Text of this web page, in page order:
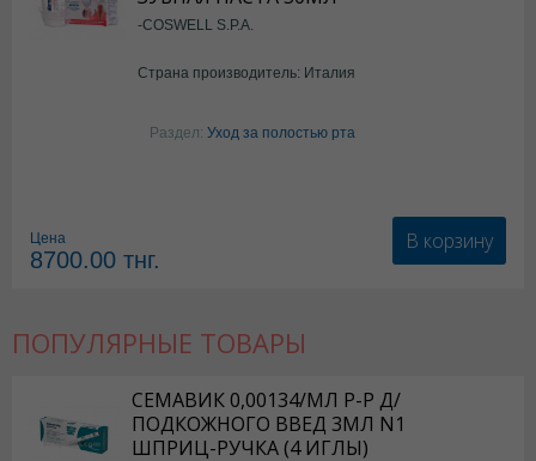
-COSWELL S.P.A.
Страна производитель: Италия
Раздел: Уход за полостью рта
Цена
8700.00 тнг.
В корзину
ПОПУЛЯРНЫЕ ТОВАРЫ
СЕМАВИК 0,00134/МЛ Р-Р Д/
ПОДКОЖНОГО ВВЕД 3МЛ N1
ШПРИЦ-РУЧКА (4 ИГЛЫ)